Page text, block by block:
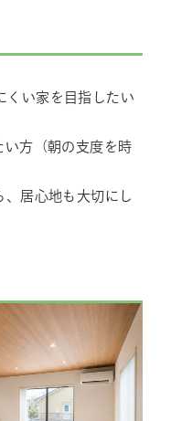
くい家を目指したい
い方（朝の支度を時
、居心地も大切にし